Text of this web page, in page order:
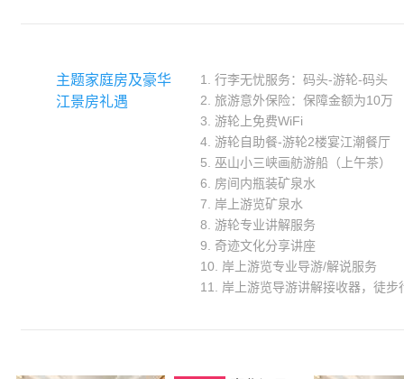
主题家庭房及豪华
江景房礼遇
1. 行李无忧服务：码头-游轮-码头
2. 旅游意外保险：保障金额为10万
3. 游轮上免费WiFi
4. 游轮自助餐-游轮2楼宴江潮餐厅
5. 巫山小三峡画舫游船（上午茶）
6. 房间内瓶装矿泉水
7. 岸上游览矿泉水
8. 游轮专业讲解服务
9. 奇迹文化分享讲座
10. 岸上游览专业导游/解说服务
11. 岸上游览导游讲解接收器，徒步